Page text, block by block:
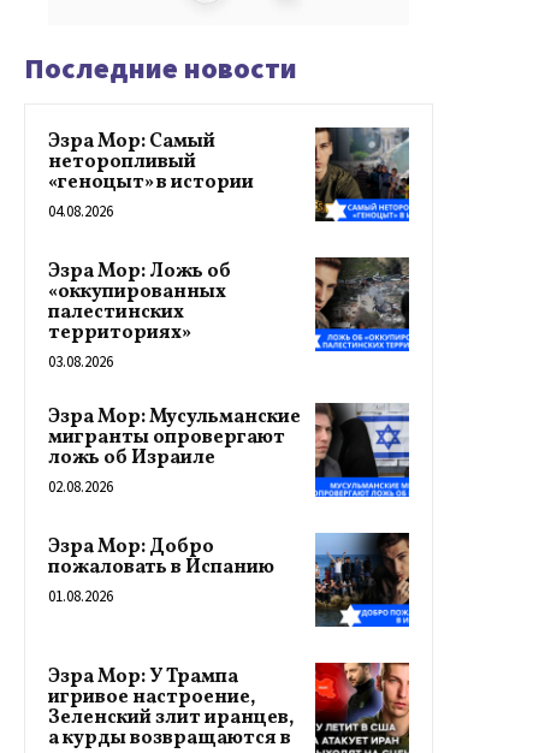
Последние новости
Эзра Мор: Самый
неторопливый
«геноцыт» в истории
04.08.2026
Эзра Мор: Ложь об
«оккупированных
палестинских
территориях»
03.08.2026
Эзра Мор: Мусульманские
мигранты опровергают
ложь об Израиле
02.08.2026
Эзра Мор: Добро
пожаловать в Испанию
01.08.2026
Эзра Мор: У Трампа
игривое настроение,
Зеленский злит иранцев,
а курды возвращаются в